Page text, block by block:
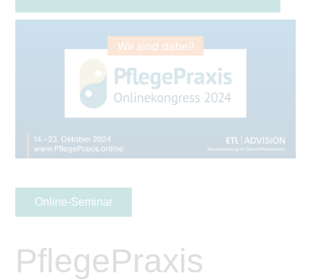
Online-Seminar
PflegePraxis